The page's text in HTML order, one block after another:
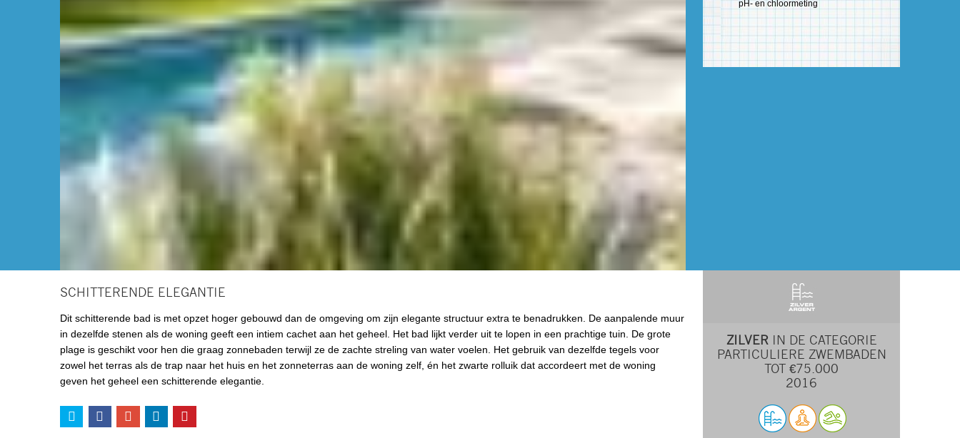
pH- en chloormeting
SCHITTERENDE ELEGANTIE
Dit schitterende bad is met opzet hoger gebouwd dan de omgeving om zijn elegante structuur extra te benadrukken. De aanpalende muur
in dezelfde stenen als de woning geeft een intiem cachet aan het geheel. Het bad lijkt verder uit te lopen in een prachtige tuin. De grote
plage is geschikt voor hen die graag zonnebaden terwijl ze de zachte streling van water voelen. Het gebruik van dezelfde tegels voor
zowel het terras als de trap naar het huis en het zonneterras aan de woning zelf, én het zwarte rolluik dat accordeert met de woning
geven het geheel een schitterende elegantie.
ZILVER IN DE CATEGORIE
PARTICULIERE ZWEMBADEN
TOT €75.000
2016